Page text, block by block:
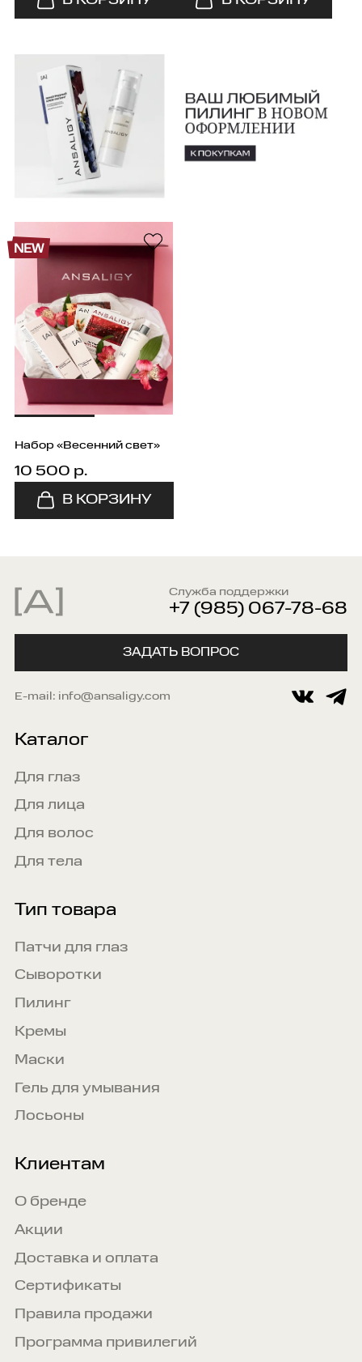
Набор «Весенний свет»
10 500 р.
NEW
Каталог
Для глаз
Для лица
Для волос
Для тела
Тип товара
Патчи для глаз
Сыворотки
Пилинг
Кремы
Маски
Гель для умывания
Лосьоны
Клиентам
О бренде
Акции
Доставка и оплата
Сертификаты
Правила продажи
Программа привилегий
Служба поддержки
+7 (985) 067-78-68
ЗАДАТЬ ВОПРОС
E-mail: info@ansaligy.com